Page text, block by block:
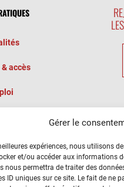
Gérer le
expériences, nous utilisons
et/ou accéder aux informations
nous permettra de traiter des
ID uniques sur ce site. Le fait de ne
accès